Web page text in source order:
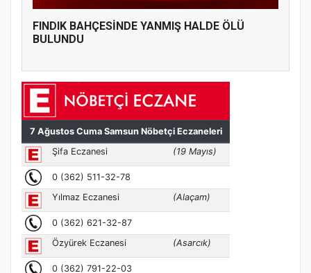
FINDIK BAHÇESİNDE YANMIŞ HALDE ÖLÜ
BULUNDU